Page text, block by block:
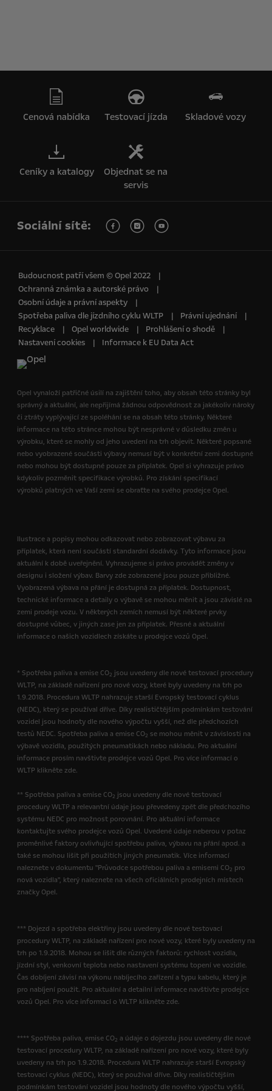
Cenová nabídka Testovací jízda Skladové vozy
Ceníky a katalogy
Objednat se na
servis
Sociální sítě:
Budoucnost patří všem © Opel 2022
Ochranná známka a autorské právo
Osobní údaje a právní aspekty
Spotřeba paliva dle jízdního cyklu WLTP
Právní ujednání
Recyklace
Opel worldwide
Prohlášení o shodě
Nastavení cookies
Informace k EU Data Act
Opel vynaloží patřičné úsilí na zajištění toho, aby obsah této stránky byl
správný a aktuální, ale nepřijímá žádnou odpovědnost za jakékoliv nároky
či ztráty vyplývající ze spoléhání se na obsah této stránky. Některé
informace na této stránce mohou být nesprávné v důsledku změn u
výrobku, které se mohly od jeho uvedení na trh objevit. Některé popsané
nebo vyobrazené součásti výbavy nemusí být v konkrétní zemi dostupné
nebo mohou být dostupné pouze za příplatek. Opel si vyhrazuje právo
kdykoliv pozměnit specifikace výrobků. Pro získání specifikací
výrobků platných ve Vaší zemi se obraťte na svého prodejce Opel.
Ilustrace a popisy mohou odkazovat nebo zobrazovat výbavu za
příplatek, která není součástí standardní dodávky. Tyto informace jsou
aktuální k době uveřejnění. Vyhrazujeme si právo provádět změny v
designu i složení výbav. Barvy zde zobrazené jsou pouze přibližné.
Vyobrazená výbava na přání je dostupná za příplatek. Dostupnost,
technické informace a detaily o výbavě se mohou měnit a jsou závislé na
zemi prodeje vozu. V některých zemích nemusí být některé prvky
dostupné vůbec, v jiných zase jen za příplatek. Přesné a aktuální
informace o našich vozidlech získáte u prodejce vozů Opel.
* Spotřeba paliva a emise CO2 jsou uvedeny dle nové testovací procedury
WLTP, na základě nařízení pro nové vozy, které byly uvedeny na trh po
1.9.2018. Procedura WLTP nahrazuje starší Evropský testovací cyklus
(NEDC), který se používal dříve. Díky realističtějším podmínkám testování
vozidel jsou hodnoty dle nového výpočtu vyšší, než dle předchozích
testů NEDC. Spotřeba paliva a emise CO2 se mohou měnit v závislosti na
výbavě vozidla, použitých pneumatikách nebo nákladu. Pro aktuální
informace prosím navštivte prodejce vozů Opel. Pro více informací o
WLTP klikněte zde.
** Spotřeba paliva a emise CO2 jsou uvedeny dle nové testovací
procedury WLTP a relevantní údaje jsou převedeny zpět dle předchozího
systému NEDC pro možnost porovnání. Pro aktuální informace
kontaktujte svého prodejce vozů Opel. Uvedené údaje neberou v potaz
proměnlivé faktory ovlivňující spotřebu paliva, výbavu na přání apod. a
také se mohou lišit při použitích jiných pneumatik. Více informací
naleznete v dokumentu "Průvodce spotřebou paliva a emisemi CO2 pro
nová vozidla", který naleznete na všech oficiálních prodejních místech
značky Opel.
*** Dojezd a spotřeba elektřiny jsou uvedeny dle nové testovací
procedury WLTP, na základě nařízení pro nové vozy, které byly uvedeny na
trh po 1.9.2018. Mohou se lišit dle různých faktorů: rychlost vozidla,
jízdní styl, venkovní teplota nebo nastavení systému topení ve vozidle.
Čas dobíjení závisí na výkonu nabíjecího zařízení a typu kabelu, který je
pro nabíjení použit. Pro aktuální a detailní informace navštivte prodejce
vozů Opel. Pro více informací o WLTP klikněte zde.
**** Spotřeba paliva, emise CO2 a údaje o dojezdu jsou uvedeny dle nové
testovací procedury WLTP, na základě nařízení pro nové vozy, které byly
uvedeny na trh po 1.9.2018. Procedura WLTP nahrazuje starší Evropský
testovací cyklus (NEDC), který se používal dříve. Díky realističtějším
podmínkám testování vozidel jsou hodnoty dle nového výpočtu vyšší,